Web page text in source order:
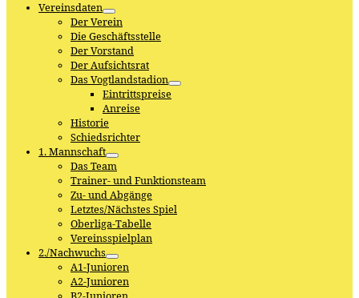
Vereinsdaten
Der Verein
Die Geschäftsstelle
Der Vorstand
Der Aufsichtsrat
Das Vogtlandstadion
Eintrittspreise
Anreise
Historie
Schiedsrichter
1. Mannschaft
Das Team
Trainer- und Funktionsteam
Zu- und Abgänge
Letztes/Nächstes Spiel
Oberliga-Tabelle
Vereinsspielplan
2./Nachwuchs
A1-Junioren
A2-Junioren